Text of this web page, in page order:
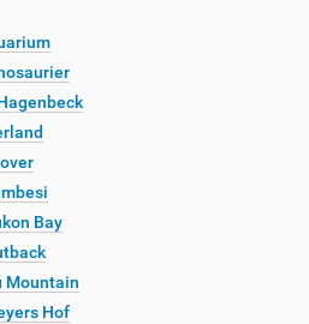
Bay
Mountain
Hof